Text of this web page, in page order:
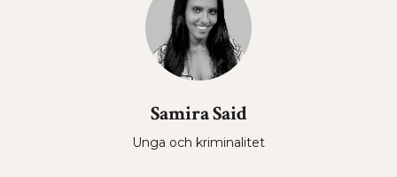
Samira Said
Unga och kriminalitet